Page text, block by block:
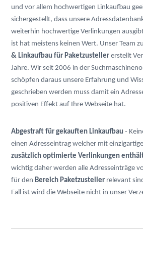
und vor allem hochwertigen Linkaufbau
sichergestellt, dass unsere
weiterhin hochwertige Verlinkungen
ist hat meistens keinen Wert. Unser Team
& Linkaufbau für Paketzusteller erstellt
Jahre. Wir seit 2006 in der
schöpfen daraus unsere Erfahrung und
geschrieben werden muss damit ein
positiven Effekt auf Ihre Webseite hat.
Abgestraft für gekauften Linkaufbau -
einen Adresseintrag welcher mit
zusätzlich optimierte Verlinkungen
wichtig daher werden alle Adresseinträge
für den Bereich Paketzusteller relevant
Fall ist wird die Webseite nicht in unser